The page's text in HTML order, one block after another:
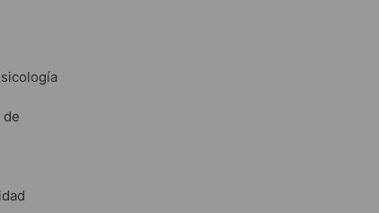
de